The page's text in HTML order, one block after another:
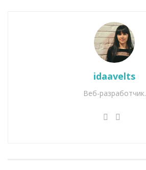
idaavelts
Веб-разработчик.